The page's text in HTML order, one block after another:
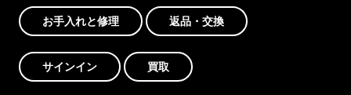
お手入れと修理 返品・交換
サインイン 買取